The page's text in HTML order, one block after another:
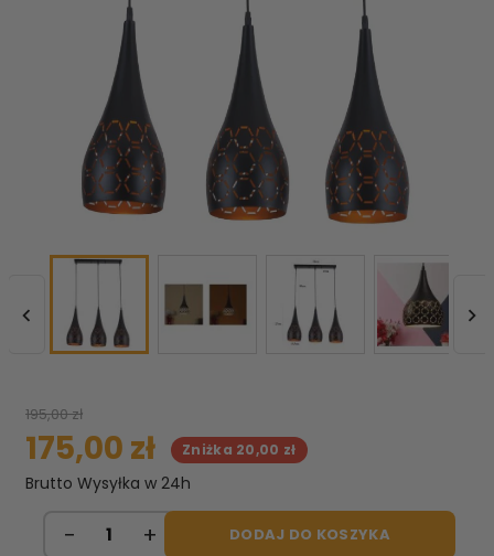
 
195,00 zł
175,00 zł Zniżka 20,00 zł
Brutto Wysyłka w 24h
DODAJ DO KOSZYKA